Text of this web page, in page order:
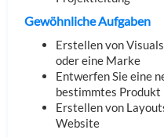
Gewöhnliche Aufgaben
Erstellen von
oder eine Marke
Entwerfen Sie eine
bestimmtes Produkt
Erstellen von
Website